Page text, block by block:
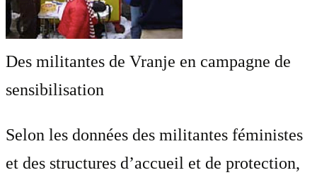
Des militantes de Vranje en campagne de
sensibilisation
Selon les données des militantes féministes
et des structures d’accueil et de protection,